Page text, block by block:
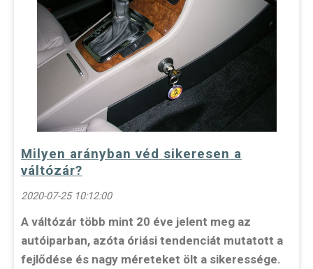
Milyen arányban véd sikeresen a
váltózár?
2020-07-25 10:12:00
A váltózár több mint 20 éve jelent meg az
autóiparban, azóta óriási tendenciát mutatott a
fejlődése és nagy méreteket ölt a sikeressége.